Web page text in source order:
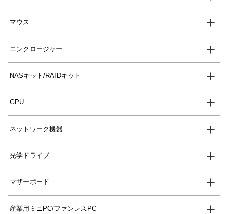
マウス
エンクロージャー
NASキット/RAIDキット
GPU
ネットワーク機器
光学ドライブ
マザーボード
産業用ミニPC/ファンレスPC